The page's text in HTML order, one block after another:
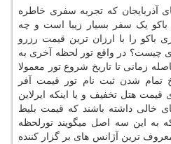
آذربایجان که تجربه سفری خاطره
باکو یک سفر بسیار زیبا است و چه
را با ارزان ترین قیمت رزرو
چیست؟ در واقع تور لحظه آخری به
زمانی تا تاریخ شروع تور معمولا
تاریخ تمام شدن ثبت نام تور قیمت آفر
قیمت هتل تخفیف و یا اینکه ایرلاین
خالی داشته باشند که قیمت بلیط
که به این سه اصل میگویند تورلحظه
ترین آژانس های بر گزار کننده